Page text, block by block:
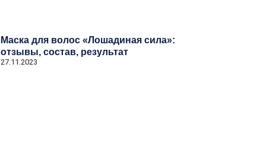
Маска для волос «Лошадиная сила»:
отзывы, состав, результат
27.11.2023